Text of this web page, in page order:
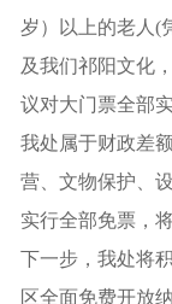
岁）以上的老人(
及我们祁阳文化
议对大门票全部
我处属于财政差
营、文物保护、
实行全部免票，
下一步，我处将
区全面免费开放